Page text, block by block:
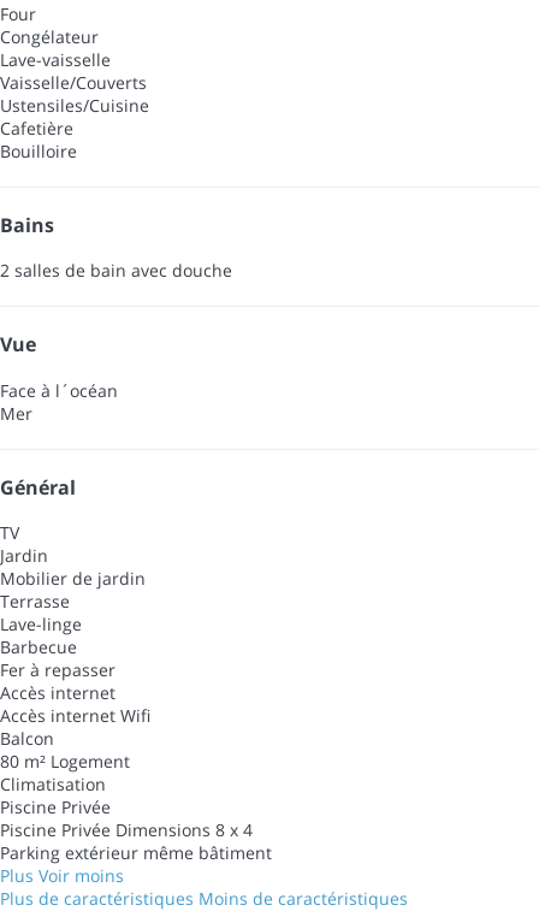
Four
Congélateur
Lave-vaisselle
Vaisselle/Couverts
Ustensiles/Cuisine
Cafetière
Bouilloire
Bains
2 salles de bain avec douche
Vue
Face à l´océan
Mer
Général
TV
Jardin
Mobilier de jardin
Terrasse
Lave-linge
Barbecue
Fer à repasser
Accès internet
Accès internet Wifi
Balcon
80 m² Logement
Climatisation
Piscine Privée
Piscine Privée Dimensions 8 x 4
Parking extérieur même bâtiment
Plus Voir moins
Plus de caractéristiques Moins de caractéristiques